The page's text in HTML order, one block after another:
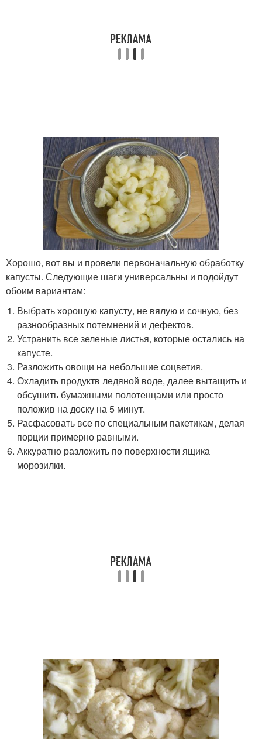
Хорошо, вот вы и провели первоначальную обработку
капусты. Следующие шаги универсальны и подойдут
обоим вариантам:
Выбрать хорошую капусту, не вялую и сочную, без
разнообразных потемнений и дефектов.
Устранить все зеленые листья, которые остались на
капусте.
Разложить овощи на небольшие соцветия.
Охладить продуктв ледяной воде, далее вытащить и
обсушить бумажными полотенцами или просто
положив на доску на 5 минут.
Расфасовать все по специальным пакетикам, делая
порции примерно равными.
Аккуратно разложить по поверхности ящика
морозилки.